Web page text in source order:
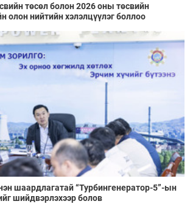
төсөл болон 2026 оны төсвийн
олон нийтийн хэлэлцүүлэг боллоо
шаардлагатай “Турбингенератор-5”-ын
шийдвэрлэхээр болов